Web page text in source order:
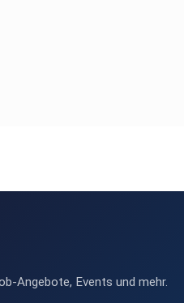
Angebote, Events und mehr.